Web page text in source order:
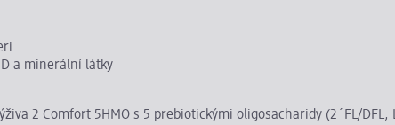
a minerální látky
2 Comfort 5HMO s 5 prebiotickými oligosacharidy (2´FL/